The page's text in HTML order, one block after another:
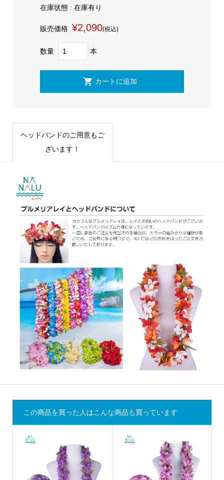
在庫状態 : 在庫有り
販売価格 ¥2,090(税込)
数量 本
ヘッドバンドのご用意もご
ざいます！
この商品を買った人はこんな商品も買っています